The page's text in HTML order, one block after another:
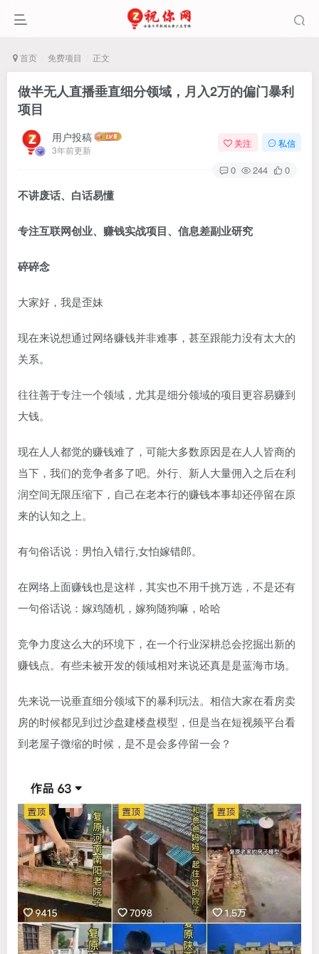
首页 免费项目 正文
做半无人直播垂直细分领域，月入2万的偏门暴利
项目
用户投稿
3年前更新
关注 私信
0 244 0
不讲废话、白话易懂
专注互联网创业、赚钱实战项目、信息差副业研究
碎碎念
大家好，我是歪妹
现在来说想通过网络赚钱并非难事，甚至跟能力没有太大的
关系。
往往善于专注一个领域，尤其是细分领域的项目更容易赚到
大钱。
现在人人都觉的赚钱难了，可能大多数原因是在人人皆商的
当下，我们的竞争者多了吧。外行、新人大量佣入之后在利
润空间无限压缩下，自己在老本行的赚钱本事却还停留在原
来的认知之上。
有句俗话说：男怕入错行,女怕嫁错郎。
在网络上面赚钱也是这样，其实也不用千挑万选，不是还有
一句俗话说：嫁鸡随机，嫁狗随狗嘛，哈哈
竞争力度这么大的环境下，在一个行业深耕总会挖掘出新的
赚钱点。有些未被开发的领域相对来说还真是是蓝海市场。
先来说一说垂直细分领域下的暴利玩法。相信大家在看房卖
房的时候都见到过沙盘建楼盘模型，但是当在短视频平台看
到老屋子微缩的时候，是不是会多停留一会？